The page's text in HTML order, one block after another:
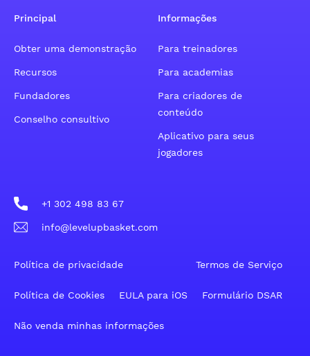
Principal
Obter uma demonstração
Recursos
Fundadores
Conselho consultivo
Informações
Para treinadores
Para academias
Para criadores de
conteúdo
Aplicativo para seus
jogadores
+1 302 498 83 67
info@levelupbasket.com
Política de privacidade Termos de Serviço
Política de Cookies EULA para iOS Formulário DSAR
Não venda minhas informações